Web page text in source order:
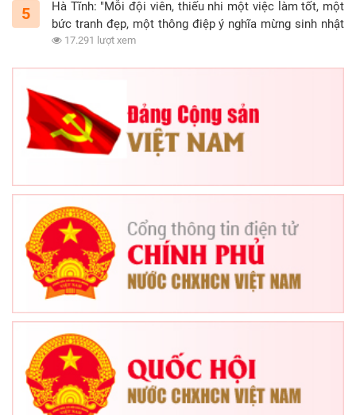
5
Hà Tĩnh: "Mỗi đội viên, thiếu nhi một việc làm tốt, một
bức tranh đẹp, một thông điệp ý nghĩa mừng sinh nhật
Đội"17.291 lượt xem